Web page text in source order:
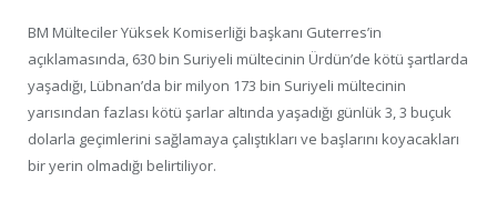
BM Mülteciler Yüksek Komiserliği başkanı Guterres’in
açıklamasında, 630 bin Suriyeli mültecinin Ürdün’de kötü şartlarda
yaşadığı, Lübnan’da bir milyon 173 bin Suriyeli mültecinin
yarısından fazlası kötü şarlar altında yaşadığı günlük 3, 3 buçuk
dolarla geçimlerini sağlamaya çalıştıkları ve başlarını koyacakları
bir yerin olmadığı belirtiliyor.